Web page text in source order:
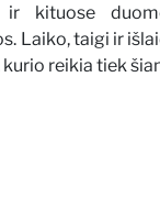
kituose
Laiko, taigi ir
reikia tiek